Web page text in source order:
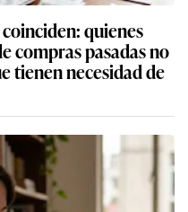
quienes
compras pasadas no
tienen necesidad de